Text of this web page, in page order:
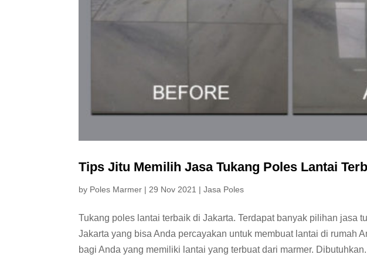
Tips Jitu Memilih Jasa Tukang Poles Lantai
by Poles Marmer | 29 Nov 2021 |Jasa Poles
Tukang poles lantai terbaik di Jakarta. Terdapat banyak pilihan jasa
Jakarta yang bisa Anda percayakan untuk membuat lantai di rumah
bagi Anda yang memiliki lantai yang terbuat dari marmer.